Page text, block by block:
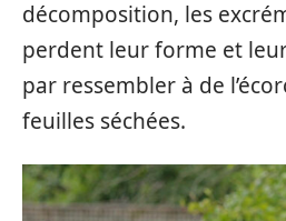
décomposition, les
perdent leur forme et
par ressembler à de
feuilles séchées.